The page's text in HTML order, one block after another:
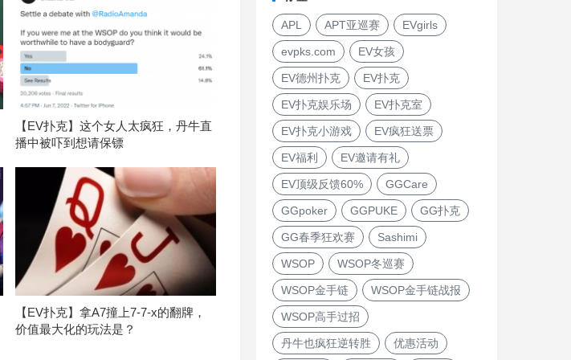
【EV扑克】这个女人太疯狂，丹牛直
播中被吓到想请保镖
【EV扑克】拿A7撞上7-7-x的翻牌，
价值最大化的玩法是？
APL APT亚巡赛 EVgirls
evpks.com EV女孩
EV德州扑克 EV扑克
EV扑克娱乐场 EV扑克室
EV扑克小游戏 EV疯狂送票
EV福利 EV邀请有礼
EV顶级反馈60% GGCare
GGpoker GGPUKE GG扑克
GG春季狂欢赛 Sashimi
WSOP WSOP冬巡赛
WSOP金手链 WSOP金手链战报
WSOP高手过招
丹牛也疯狂逆转胜 优惠活动